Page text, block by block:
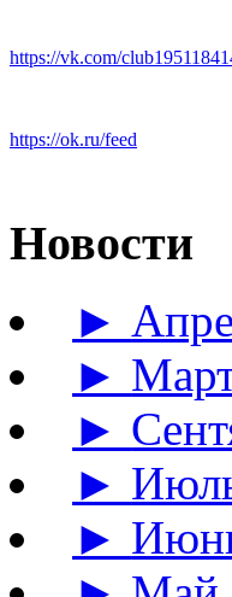
https://vk.com/
https://ok.ru/feed
Новости
►
►
►
►
►